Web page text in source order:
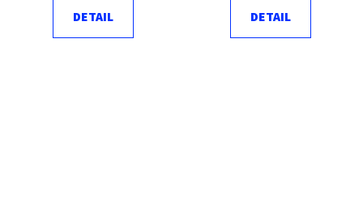
DETAIL DETAIL